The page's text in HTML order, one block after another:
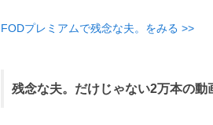
FODプレミアムで残念な夫。をみる >>
残念な夫。だけじゃない2万本の動